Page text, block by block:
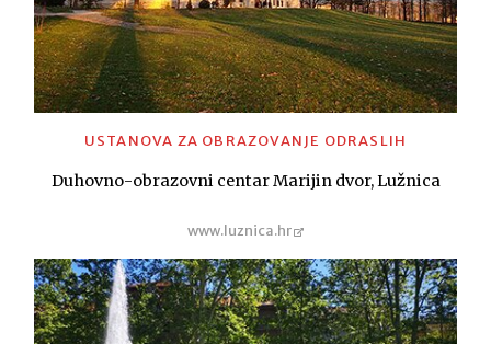
USTANOVA ZA OBRAZOVANJE ODRASLIH
Duhovno-obrazovni centar Marijin dvor, Lužnica
www.luznica.hr